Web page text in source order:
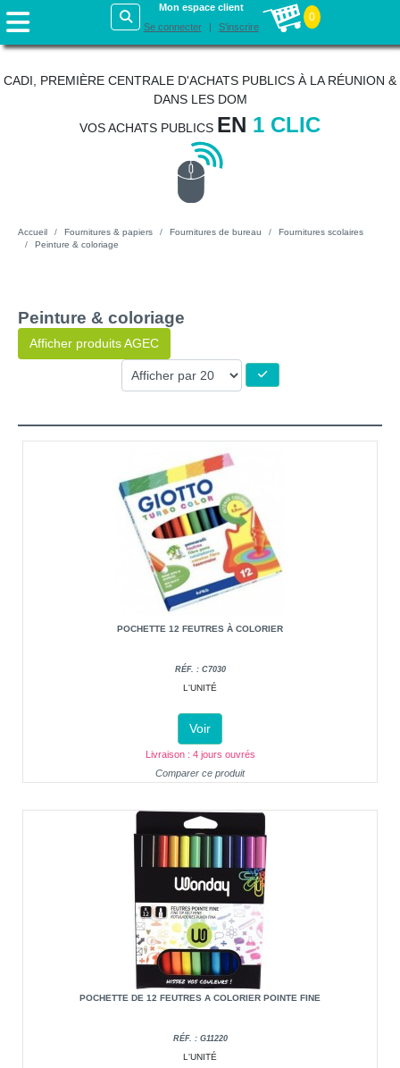
Mon espace client
Se connecter
S'inscrire
0
CADI, PREMIÈRE CENTRALE D'ACHATS PUBLICS À LA RÉUNION &
DANS LES DOM
VOS ACHATS PUBLICS EN 1 CLIC
Accueil Fournitures & papiers Fournitures de bureau
Fournitures scolaires
Peinture & coloriage
Peinture & coloriage
Afficher produits AGEC
POCHETTE 12 FEUTRES À COLORIER
RÉF. : C7030
L'UNITÉ
Voir
Livraison : 4 jours ouvrés
Comparer ce produit
POCHETTE DE 12 FEUTRES A COLORIER POINTE FINE
RÉF. : G11220
L'UNITÉ